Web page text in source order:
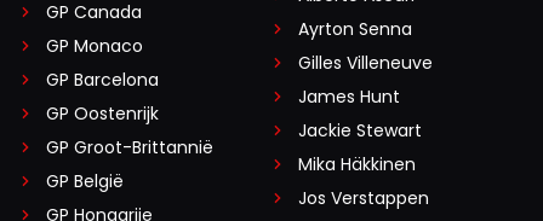
GP Canada
GP Monaco
GP Barcelona
GP Oostenrijk
GP Groot-Brittannië
GP België
GP Hongarije
Ayrton Senna
Gilles Villeneuve
James Hunt
Jackie Stewart
Mika Häkkinen
Jos Verstappen